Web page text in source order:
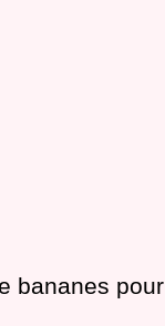
bananes pour